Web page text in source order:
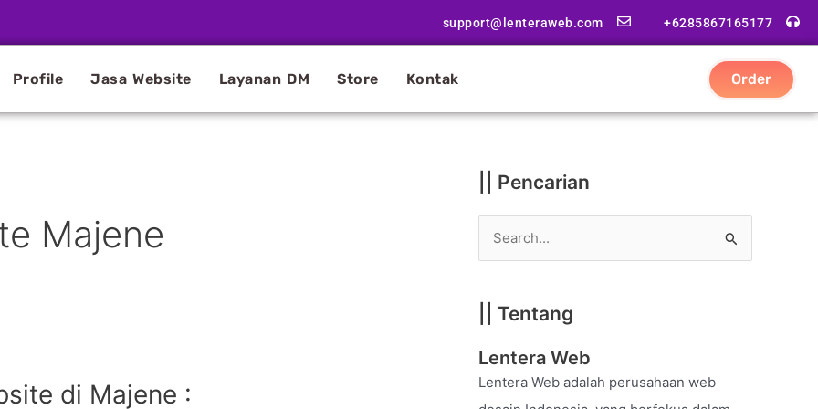
support@lenteraweb.com +6285867165177
Profile Jasa Website Layanan DM Store Kontak Order
Majene
di Majene :
|| Pencarian
r
c
h
|| Tentang
Lentera Web
Lentera Web adalah perusahaan web
|
t
g
i